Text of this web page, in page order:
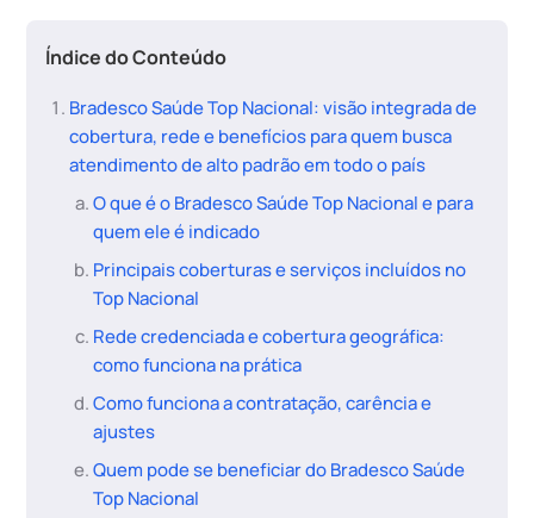
Índice do Conteúdo
Bradesco Saúde Top Nacional: visão integrada de
cobertura, rede e benefícios para quem busca
atendimento de alto padrão em todo o país
O que é o Bradesco Saúde Top Nacional e para
quem ele é indicado
Principais coberturas e serviços incluídos no
Top Nacional
Rede credenciada e cobertura geográfica:
como funciona na prática
Como funciona a contratação, carência e
ajustes
Quem pode se beneficiar do Bradesco Saúde
Top Nacional